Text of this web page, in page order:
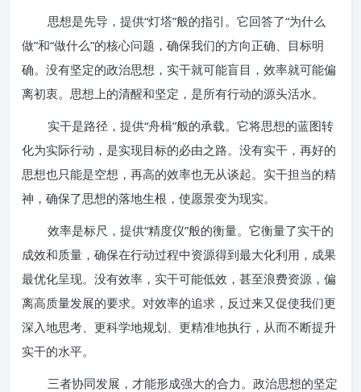
思想是先导，提供“灯塔”般的指引。它回答了“为什么
做”和“做什么”的核心问题，确保我们的方向正确、目标明
确。没有坚定的政治思想，实干就可能盲目，效率就可能偏
离初衷。思想上的清醒和坚定，是所有行动的源头活水。
实干是路径，提供“舟楫”般的承载。它将思想的蓝图转
化为实际行动，是实现目标的必由之路。没有实干，再好的
思想也只能是空想，再高的效率也无从谈起。实干担当的精
神，确保了思想的落地生根，使愿景变为现实。
效率是标尺，提供“精度仪”般的衡量。它衡量了实干的
成效和质量，确保在行动过程中资源得到最大化利用，成果
最优化呈现。没有效率，实干可能低效，甚至浪费资源，偏
离高质量发展的要求。对效率的追求，反过来又促使我们更
深入地思考、更科学地规划、更精准地执行，从而不断提升
实干的水平。
三者协同发展，才能形成强大的合力。政治思想的坚定